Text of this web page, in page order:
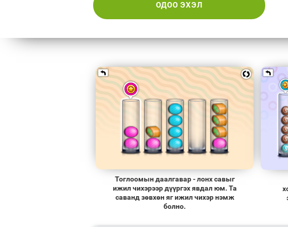
ОДОО ЭХЭЛ
Тоглоомын даалгавар - лонх савыг
ижил чихэрээр дүүргэх явдал юм. Та
саванд зөвхөн яг ижил чихэр нэмж
болно.